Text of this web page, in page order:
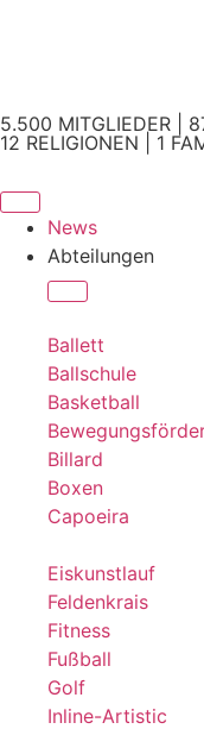
5.500 MITGLIEDER |
12 RELIGIONEN | 1
News
Abteilungen
Ballett
Ballschule
Basketball
Billard
Boxen
Capoeira
Eiskunstlauf
Feldenkrais
Fitness
Fußball
Golf
Inline-Artistic